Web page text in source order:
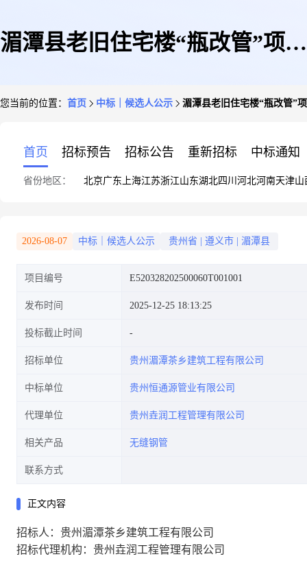
湄潭县老旧住宅楼“瓶改管”项目
您当前的位置： 首页 中标｜候选人公示 湄潭县老旧住宅楼“瓶改管”
首页 招标预告 招标公告 重新招标 中标通知
省份地区： 北京广东 上海江苏浙江山东湖北四川 河北河南天津山
2026-08-07 中标｜候选人公示 贵州省 遵义市 湄潭县
项目编号 E520328202500060T001001
发布时间 2025-12-25 18:13:25
投标截止时间
招标单位 贵州湄潭茶乡建筑工程有限公司
中标单位 贵州恒通源管业有限公司
代理单位 贵州垚润工程管理有限公司
相关产品 无缝钢管
联系方式
正文内容
招标人：贵州湄潭茶乡建筑工程有限公司
招标代理机构：贵州垚润工程管理有限公司